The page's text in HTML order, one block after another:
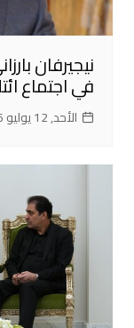
نيجيرفان
في اجتماع
الأحد, 12 يوليو 2026, 19:51